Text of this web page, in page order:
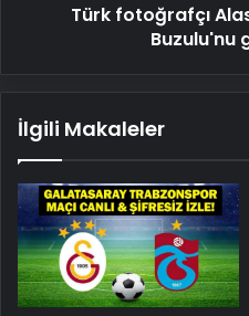
Türk fotoğrafçı
Buzulu'nu
İlgili Makaleler